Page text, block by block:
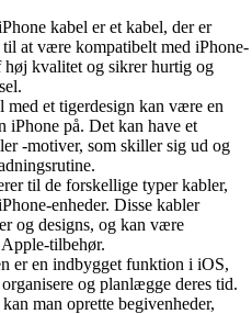
kabel er et kabel, der er
at være kompatibelt med iPhone-
høj kvalitet og sikrer hurtig og
med et tigerdesign kan være en
iPhone på. Det kan have et
-motiver, som skiller sig ud og
til de forskellige typer kabler,
enheder. Disse kabler
og designs, og kan være
tilbehør.
er en indbygget funktion i iOS,
og planlægge deres tid.
man oprette begivenheder,